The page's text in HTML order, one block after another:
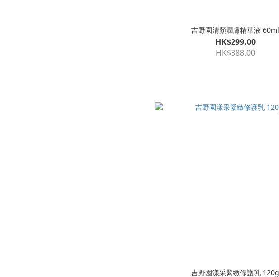
吉野園清顏潤膚精華液 60ml
HK$299.00
HK$388.00
吉野園漾采緊緻修護乳 120g